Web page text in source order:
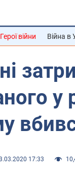
Герої війни Війна в
у
17:33